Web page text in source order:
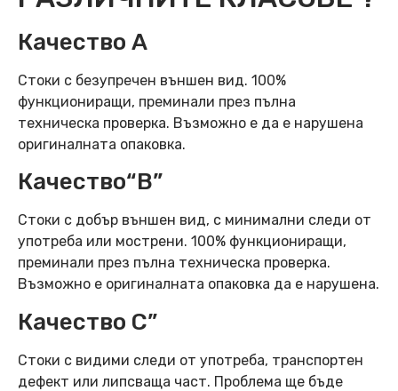
Качество А
Стоки с безупречен външен вид. 100%
функциониращи, преминали през пълна
техническа проверка. Възможно е да е нарушена
оригиналната опаковка.
Качество“B”
Стоки с добър външен вид, с минимални следи от
употреба или мострени. 100% функциониращи,
преминали през пълна техническа проверка.
Възможно е оригиналната опаковка да е нарушена.
Качество C”
Стоки с видими следи от употреба, транспортен
дефект или липсваща част. Проблема ще бъде